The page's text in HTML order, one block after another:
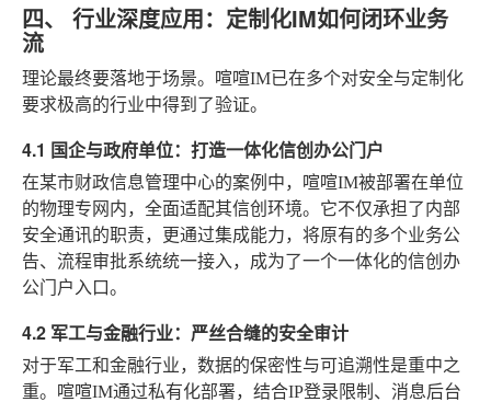
四、 行业深度应用：定制化IM如何闭环业务
流
理论最终要落地于场景。喧喧IM已在多个对安全与定制化
要求极高的行业中得到了验证。
4.1 国企与政府单位：打造一体化信创办公门户
在某市财政信息管理中心的案例中，喧喧IM被部署在单位
的物理专网内，全面适配其信创环境。它不仅承担了内部
安全通讯的职责，更通过集成能力，将原有的多个业务公
告、流程审批系统统一接入，成为了一个一体化的信创办
公门户入口。
4.2 军工与金融行业：严丝合缝的安全审计
对于军工和金融行业，数据的保密性与可追溯性是重中之
重。喧喧IM通过私有化部署，结合IP登录限制、消息后台